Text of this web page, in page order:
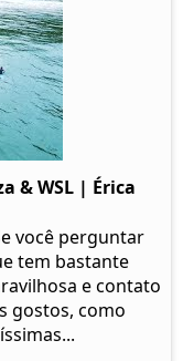
& WSL | Érica
você perguntar
tem bastante
e contato
gostos, como